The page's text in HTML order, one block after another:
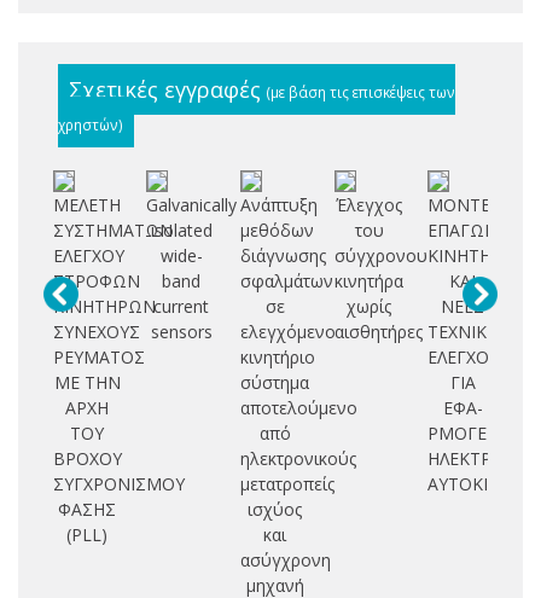
Σχετικές εγγραφές (με βάση τις επισκέψεις των
χρηστών)
ΜΕΛΕΤΗ
ΣΥΣΤΗΜΑΤΩΝ
ΕΛΕΓΧΟΥ
ΣΤΡΟΦΩΝ
ΚΙΝΗΤΗΡΩΝ
ΣΥΝΕΧΟΥΣ
ΡΕΥΜΑΤΟΣ
ΜΕ ΤΗΝ
ΑΡΧΗ
ΤΟΥ
ΒΡΟΧΟΥ
ΣΥΓΧΡΟΝΙΣΜΟΥ
ΦΑΣΗΣ
(PLL)
Galvanically
isolated
wide-
band
current
sensors
Ανάπτυξη
μεθόδων
διάγνωσης
σφαλμάτων
σε
ελεγχόμενο
κινητήριο
σύστημα
αποτελούμενο
από
ηλεκτρονικούς
μετατροπείς
ισχύος
και
ασύγχρονη
μηχανή
Έλεγχος
του
σύγχρονου
κινητήρα
χωρίς
αισθητήρες
ΕΠΑΓΩΓΙΚΟΥ
ΚΙΝΗΤΗΡΑ
ΚΑΙ
ΝΕΕΣ
ΤΕΧΝΙΚΕΣ
ΕΛΕΓΧΟΥ
ΓΙΑ
ΕΦΑ-
ΡΜΟΓΕΣ
ΗΛΕΚΤΡΙΚΟΥ